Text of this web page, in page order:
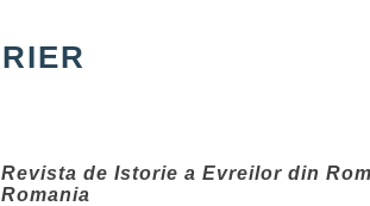
RIER
Revista de Istorie a Evreilor din
Romania